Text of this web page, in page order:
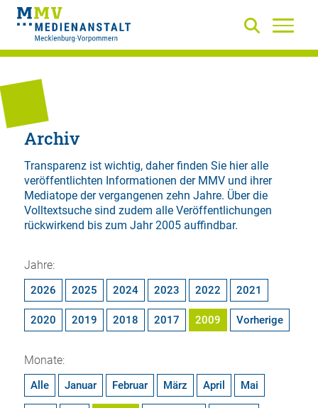
Archiv
Transparenz ist wichtig, daher finden Sie hier alle
veröffentlichten Informationen der MMV und ihrer
Mediatope der vergangenen zehn Jahre. Über die
Volltextsuchesind zudem alle Veröffentlichungen
rückwirkend bis zum Jahr 2005 auffindbar.
Jahre:
2026 2025 2024 2023 2022 2021
2020 2019 2018 2017 2009 Vorherige
Monate:
Alle Januar Februar März April Mai